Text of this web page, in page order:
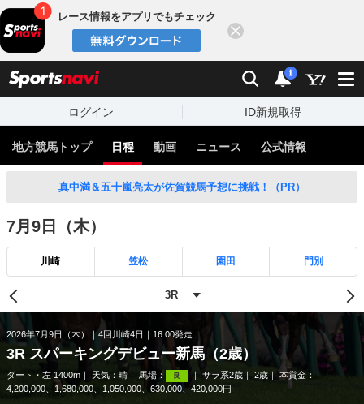
レース情報をアプリでもチェック
検索 通知
i
ログイン ID新規取得
地方競馬トップ 日程 動画 ニュース 公式情報
真中満＆五十嵐亮太が佐賀競馬予想に挑戦！（PR）
7月9日（木）
川崎 笠松 園田 門別
2026年7月9日（木） 4回川崎4日 16:00発走
3R スパーキングデビュー新馬（2歳）
ダート・左 1400m 天気： 晴 馬場： 良 サラ系2歳 2歳
本賞金：
4,200,000、1,680,000、1,050,000、630,000、420,000円